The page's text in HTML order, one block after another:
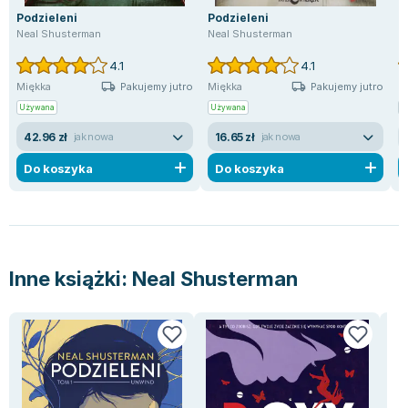
Lorraine Warren
Ajahn Brahm
Lucinda Riley
Jacek Walkiewicz
Podzieleni
Neal Shusterman
4.1
Miękka Pakujemy jutro
Używana
42.96 zł jak nowa
Do koszyka
Podzieleni
Neal Shusterman
4.1
Miękka Pakujemy jutro
Używana
16.65 zł jak nowa
Do koszyka
Inne książki: Neal Shusterman